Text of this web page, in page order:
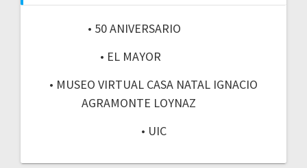
• 50 ANIVERSARIO
• EL MAYOR
• MUSEO VIRTUAL CASA NATAL IGNACIO
AGRAMONTE LOYNAZ
• UIC